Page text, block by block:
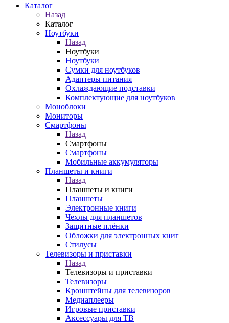
Каталог
Назад
Каталог
Ноутбуки
Назад
Ноутбуки
Ноутбуки
Сумки для ноутбуков
Адаптеры питания
Охлаждающие подставки
Комплектующие для ноутбуков
Моноблоки
Мониторы
Смартфоны
Назад
Смартфоны
Смартфоны
Мобильные аккумуляторы
Планшеты и книги
Назад
Планшеты и книги
Планшеты
Электронные книги
Чехлы для планшетов
Защитные плёнки
Обложки для электронных книг
Стилусы
Телевизоры и приставки
Назад
Телевизоры и приставки
Телевизоры
Кронштейны для телевизоров
Медиаплееры
Игровые приставки
Аксессуары для ТВ